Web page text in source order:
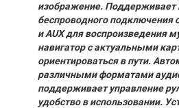
изображение. Поддерживает
беспроводного подключения
и AUX для воспроизведения
навигатор с актуальными
ориентироваться в пути.
различными форматами
поддерживает управление
удобство в использовании.